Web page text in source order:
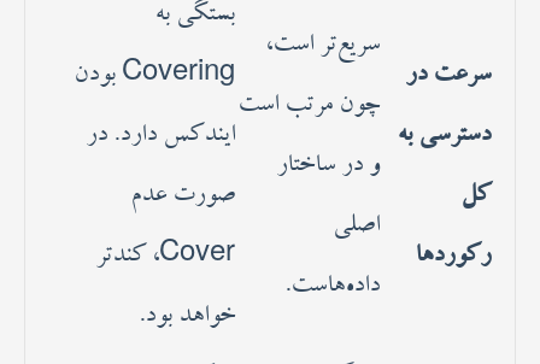
سرعت در
دسترسی به
کل
رکوردها
سریع‌تر است،
چون مرتب است
و در ساختار
اصلی
داده‌هاست.
بستگی به
Covering بودن
ایندکس دارد. در
صورت عدم
Cover، کندتر
خواهد بود.